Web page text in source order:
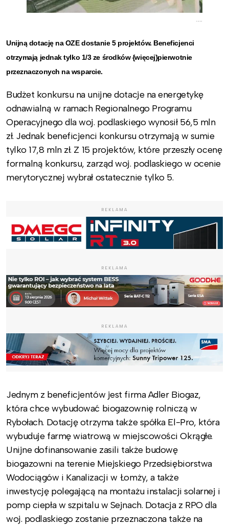
.....
Unijną dotację na OZE dostanie 5 projektów. Beneficjenci
otrzymają jednak tylko 1/3 ze środków {więcej}pierwotnie
przeznaczonych na wsparcie.
Budżet konkursu na unijne dotacje na energetykę
odnawialną w ramach Regionalnego Programu
Operacyjnego dla woj. podlaskiego wynosił 56,5 mln
zł. Jednak beneficjenci konkursu otrzymają w sumie
tylko 17,8 mln zł. Z 15 projektów, które przeszły ocenę
formalną konkursu, zarząd woj. podlaskiego w ocenie
merytorycznej wybrał ostatecznie tylko 5.
REKLAMA
REKLAMA
REKLAMA
Jednym z beneficjentów jest firma Adler Biogaz,
która chce wybudować biogazownię rolniczą w
Rybołach. Dotację otrzyma także spółka El-Pro, która
wybuduje farmę wiatrową w miejscowości Okrągłe.
Unijne dofinansowanie zasili także budowę
biogazowni na terenie Miejskiego Przedsiębiorstwa
Wodociągów i Kanalizacji w Łomży, a także
inwestycję polegającą na montażu instalacji solarnej i
pomp ciepła w szpitalu w Sejnach. Dotacja z RPO dla
woj. podlaskiego zostanie przeznaczona także na